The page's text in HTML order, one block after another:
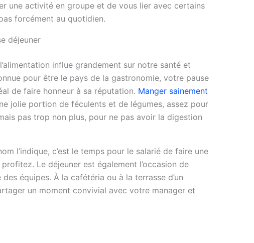
une activité en groupe et de vous lier avec certains
forcément au quotidien.
déjeuner
influe grandement sur notre santé et
pour être le pays de la gastronomie, votre pause
de faire honneur à sa réputation. Manger sainement
jolie portion de féculents et de légumes, assez pour
pas trop non plus, pour ne pas avoir la digestion
l’indique, c’est le temps pour le salarié de faire une
Le déjeuner est également l’occasion de
équipes. À la cafétéria ou à la terrasse d’un
un moment convivial avec votre manager et